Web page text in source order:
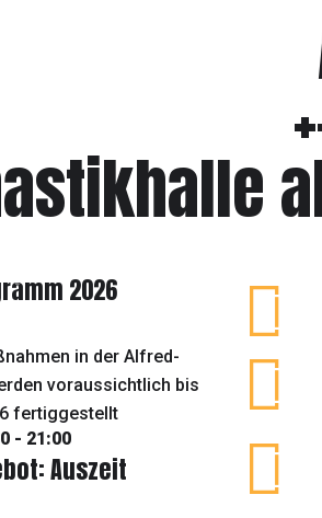
2026
in der Alfred-
voraussichtlich bis
fertiggestellt
- 21:00
Auszeit